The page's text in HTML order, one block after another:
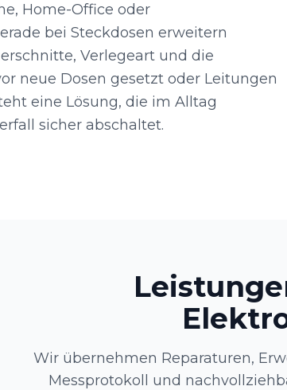
Home-Office oder
bei Steckdosen erweitern
Verlegeart und die
neue Dosen gesetzt oder Leitungen
eine Lösung, die im Alltag
sicher abschaltet.
Wir übernehmen Reparaturen,
Messprotokoll und